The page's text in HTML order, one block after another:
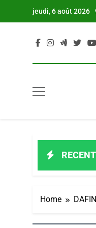
jeudi, 6 août 2026
4
Home